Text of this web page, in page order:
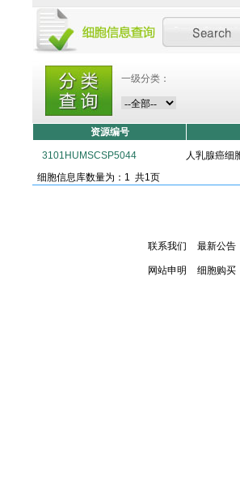
一级分类：
资源编号
3101HUMSCSP5044 人乳腺癌细
细胞信息库数量为：1 共1页
联系我们 最新公告
网站申明 细胞购买